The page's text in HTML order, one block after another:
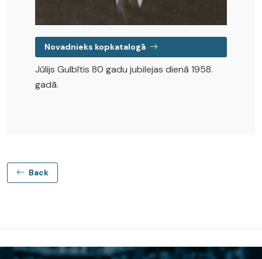
Novadnieks kopkatalogā
Jūlijs Gulbītis 80 gadu jubilejas dienā 1958.
gadā.
Back